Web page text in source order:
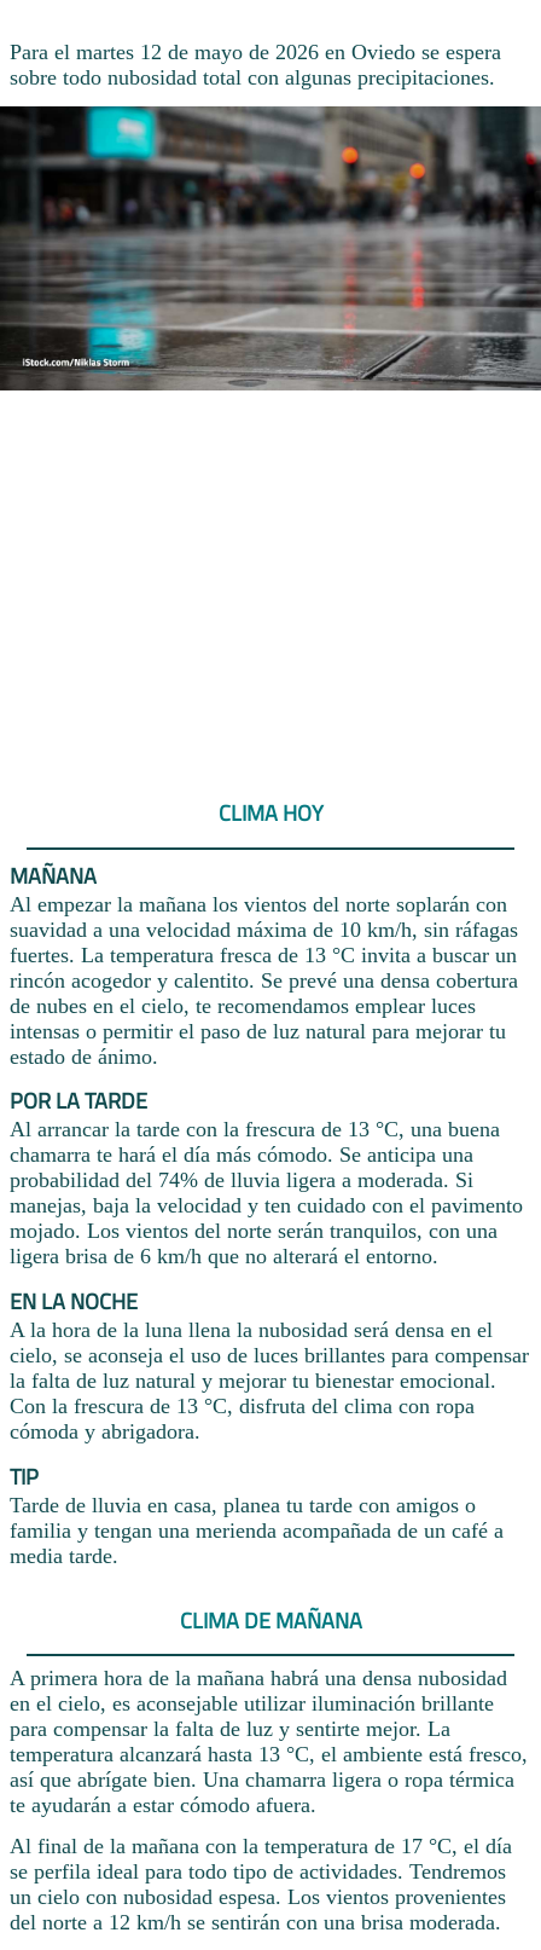
Para el martes 12 de mayo de 2026 en Oviedo se espera
sobre todo nubosidad total con algunas precipitaciones.
CLIMA HOY
MAÑANA
Al empezar la mañana los vientos del norte soplarán con
suavidad a una velocidad máxima de 10 km/h, sin ráfagas
fuertes. La temperatura fresca de 13 °C invita a buscar un
rincón acogedor y calentito. Se prevé una densa cobertura
de nubes en el cielo, te recomendamos emplear luces
intensas o permitir el paso de luz natural para mejorar tu
estado de ánimo.
POR LA TARDE
Al arrancar la tarde con la frescura de 13 °C, una buena
chamarra te hará el día más cómodo. Se anticipa una
probabilidad del 74% de lluvia ligera a moderada. Si
manejas, baja la velocidad y ten cuidado con el pavimento
mojado. Los vientos del norte serán tranquilos, con una
ligera brisa de 6 km/h que no alterará el entorno.
EN LA NOCHE
A la hora de la luna llena la nubosidad será densa en el
cielo, se aconseja el uso de luces brillantes para compensar
la falta de luz natural y mejorar tu bienestar emocional.
Con la frescura de 13 °C, disfruta del clima con ropa
cómoda y abrigadora.
TIP
Tarde de lluvia en casa, planea tu tarde con amigos o
familia y tengan una merienda acompañada de un café a
media tarde.
CLIMA DE MAÑANA
A primera hora de la mañana habrá una densa nubosidad
en el cielo, es aconsejable utilizar iluminación brillante
para compensar la falta de luz y sentirte mejor. La
temperatura alcanzará hasta 13 °C, el ambiente está fresco,
así que abrígate bien. Una chamarra ligera o ropa térmica
te ayudarán a estar cómodo afuera.
Al final de la mañana con la temperatura de 17 °C, el día
se perfila ideal para todo tipo de actividades. Tendremos
un cielo con nubosidad espesa. Los vientos provenientes
del norte a 12 km/h se sentirán con una brisa moderada.